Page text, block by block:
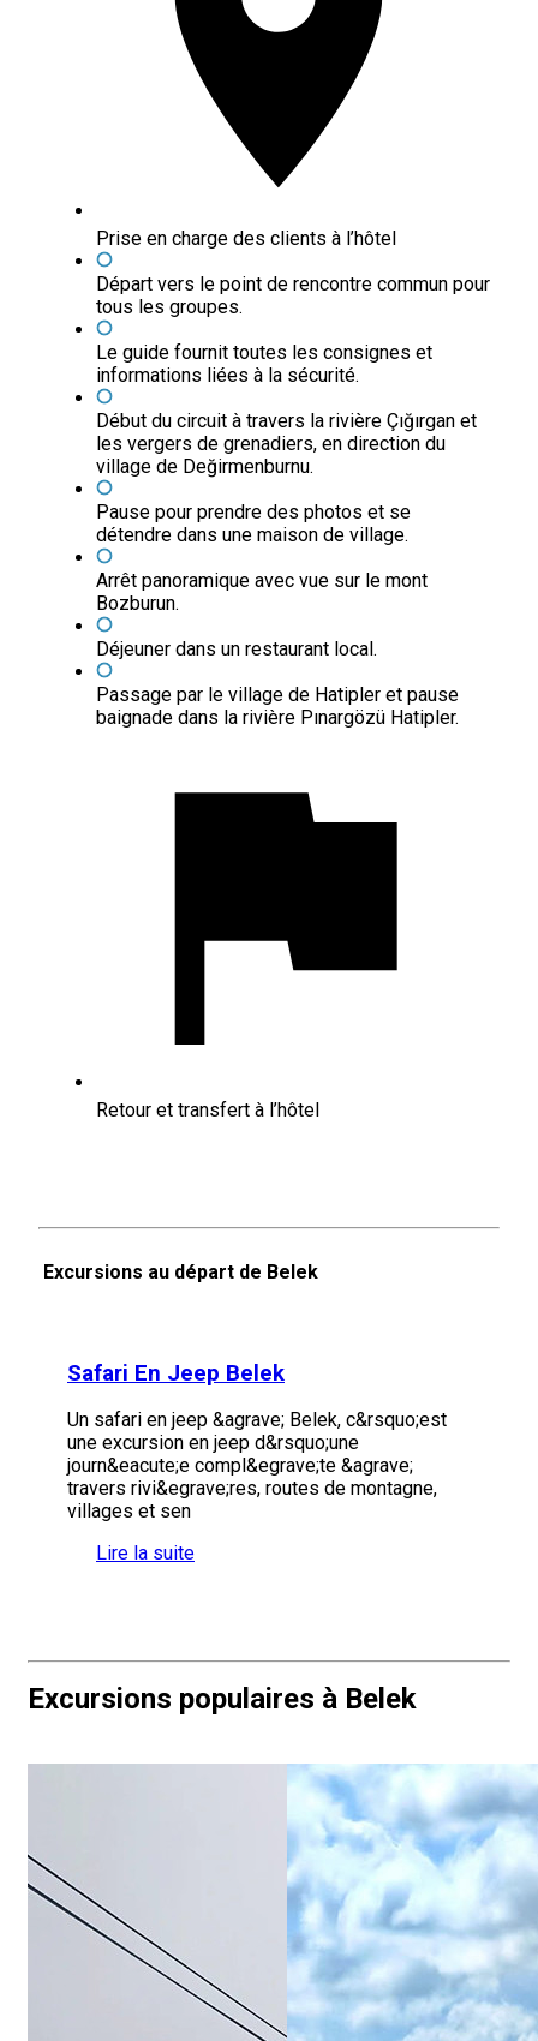
Prise en charge des clients à l’hôtel
Départ vers le point de rencontre commun pour
tous les groupes.
Le guide fournit toutes les consignes et
informations liées à la sécurité.
Début du circuit à travers la rivière Çığırgan et
les vergers de grenadiers, en direction du
village de Değirmenburnu.
Pause pour prendre des photos et se
détendre dans une maison de village.
Arrêt panoramique avec vue sur le mont
Bozburun.
Déjeuner dans un restaurant local.
Passage par le village de Hatipler et pause
baignade dans la rivière Pınargözü Hatipler.
Retour et transfert à l’hôtel
Excursions au départ de Belek
Safari En Jeep Belek
Un safari en jeep &agrave; Belek, c&rsquo;est
une excursion en jeep d&rsquo;une
journ&eacute;e compl&egrave;te &agrave;
travers rivi&egrave;res, routes de montagne,
villages et sen
Lire la suite
Excursions populaires à Belek